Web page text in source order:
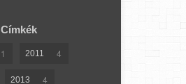
1 2011 4
2013 4